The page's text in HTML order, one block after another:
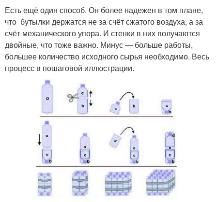
Есть ещё один способ. Он более надежен в том плане,
что бутылки держатся не за счёт сжатого воздуха, а за
счёт механического упора. И стенки в них получаются
двойные, что тоже важно. Минус — больше работы,
большее количество исходного сырья необходимо. Весь
процесс в пошаговой иллюстрации.